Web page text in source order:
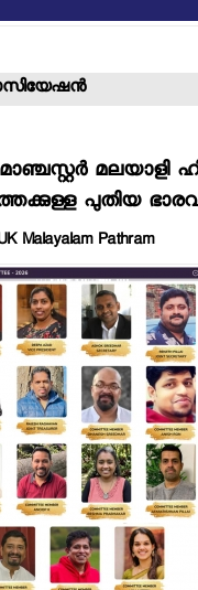
മാഞ്ചസ്റ്റര്‍ മലയാളി
പുതിയ
Malayalam Pathram